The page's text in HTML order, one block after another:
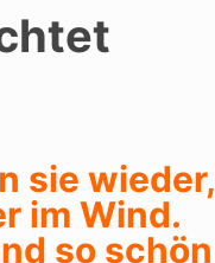
sie wieder,
im Wind.
so schön